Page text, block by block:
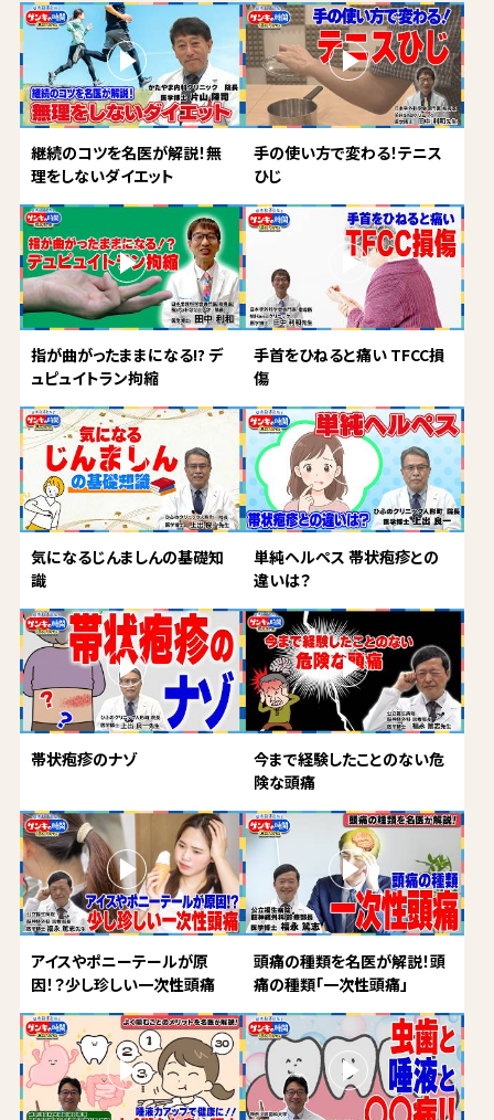
継続のコツを名医が解説！無
理をしないダイエット
手の使い方で変わる！テニス
ひじ
指が曲がったままになる!? デ
ュピュイトラン拘縮
手首をひねると痛い TFCC損
傷
気になるじんましんの基礎知
識
単純ヘルペス 帯状疱疹との
違いは？
帯状疱疹のナゾ
今まで経験したことのない危
険な頭痛
アイスやポニーテールが原
因！？少し珍しい一次性頭痛
頭痛の種類を名医が解説！頭
痛の種類「一次性頭痛」